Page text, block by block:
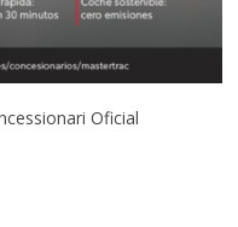
Oficial